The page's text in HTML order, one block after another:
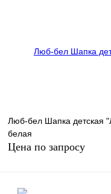
Люб-бел Шапка детская
белая
Цена по запросу